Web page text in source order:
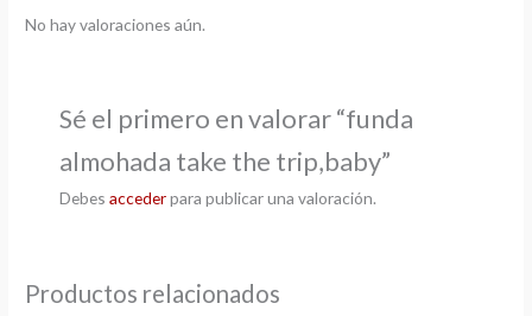
No hay valoraciones aún.
Sé el primero en valorar “funda
almohada take the trip,baby”
Debesaccederpara publicar una valoración.
Productos relacionados